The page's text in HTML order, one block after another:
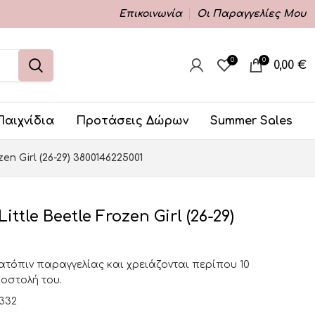
Επικοινωνία Οι Παραγγελίες Μου
0 0 0,00 €
Προτάσεις Δώρων Summer Sales
Girl (26-29) 3800146225001
Beetle Frozen Girl (26-29)
παραγγελίας και χρειάζονται περίπου 10
του.